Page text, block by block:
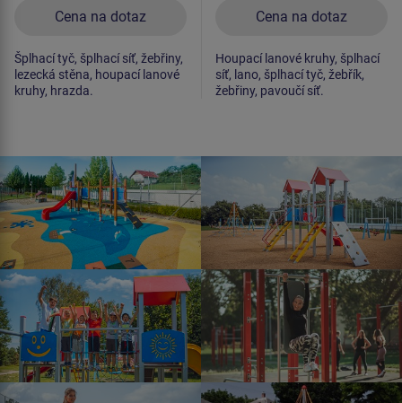
Cena na dotaz
Šplhací tyč, šplhací síť, žebřiny,
lezecká stěna, houpací lanové
kruhy, hrazda.
Cena na dotaz
Houpací lanové kruhy, šplhací
síť, lano, šplhací tyč, žebřík,
žebřiny, pavoučí síť.